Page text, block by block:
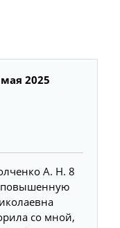
2025
А. Н. 8
повышенную
со мной,